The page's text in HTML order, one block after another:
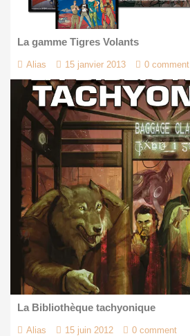
La gamme Tigres Volants
Alias 15 janvier 2013 0 comment
La Bibliothèque tachyonique
Alias 15 juin 2012 0 comment